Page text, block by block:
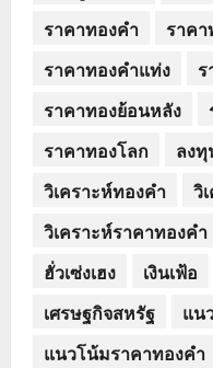
ราคาทองคำ
ราค
ราคาทองคำแท่ง
ราคาทองย้อนหลัง
ราคาทองโลก
ลง
วิเคราะห์ทองคำ
วิ
วิเคราะห์ราคาทองคำ
ฮั่วเซ่งเฮง
เงินเฟ้อ
เศรษฐกิจสหรัฐ
แน
แนวโน้มราคาทองคำ